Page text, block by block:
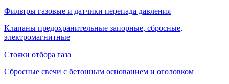
Фильтры газовые и датчики перепада давления
Клапаны предохранительные запорные, сбросные,
электромагнитные
Стояки отбора газа
Сбросные свечи с бетонным основанием и оголовком